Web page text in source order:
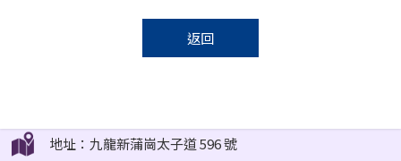
返回
地址：九龍新蒲崗太子道 596 號